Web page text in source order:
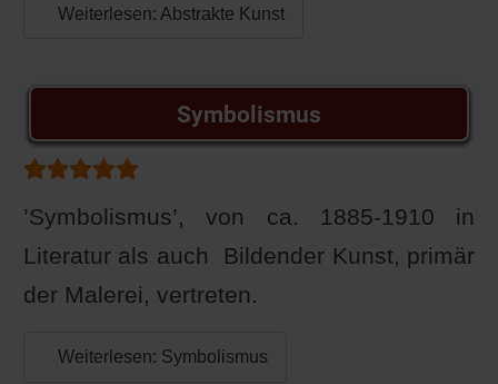
Weiterlesen: Abstrakte Kunst
Symbolismus
Bewertung:
’Symbolismus’, von ca. 1885-1910 in
Literatur als auch Bildender Kunst, primär
der Malerei, vertreten.
Weiterlesen: Symbolismus